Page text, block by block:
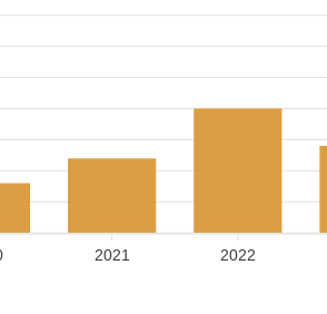
2021 2022